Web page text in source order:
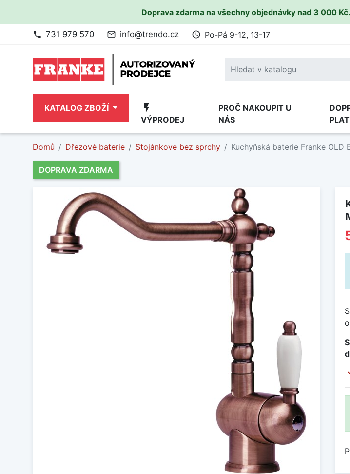
Doprava zdarma na všechny objednávky nad 3 000 Kč.
phone 731 979 570 mail_outline info@trendo.cz access_time Po-Pá 9-12, 13-17
KATALOG ZBOŽÍ flash_on
VÝPRODEJ
PROČ NAKOUPIT U
NÁS
Domů Dřezové baterie Stojánkové bez sprchy Kuchyňská baterie Franke OLD
DOPRAVA ZDARMA